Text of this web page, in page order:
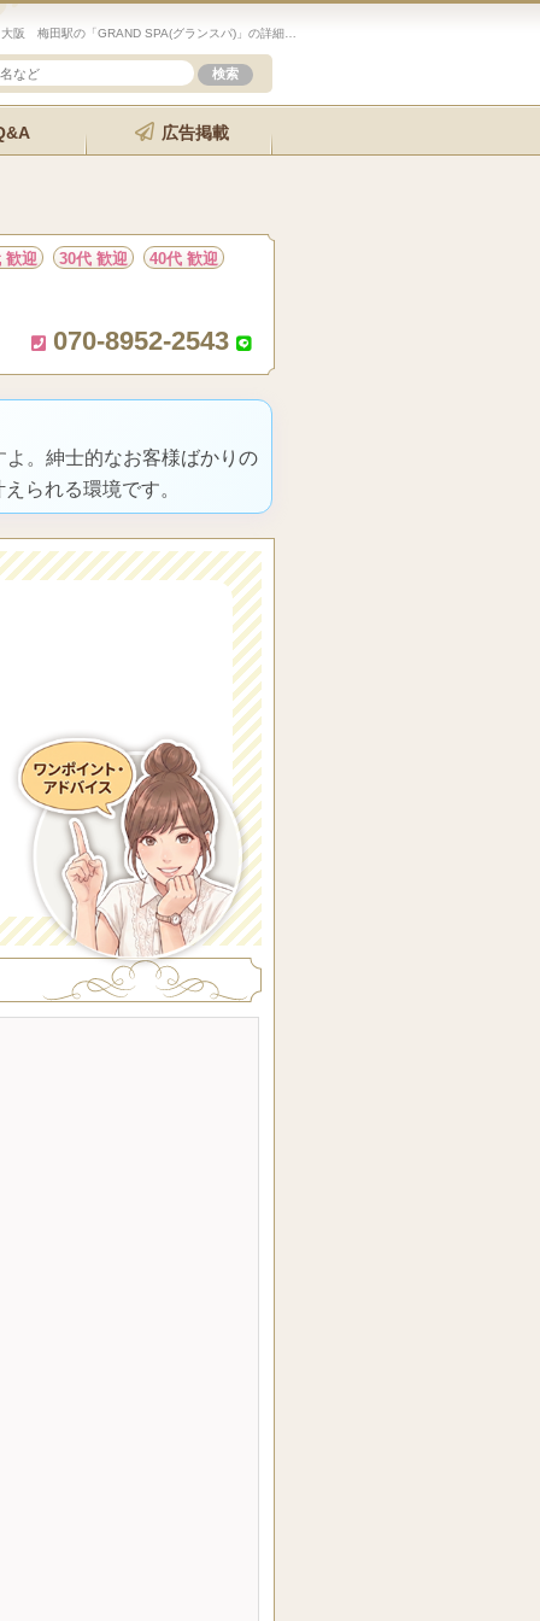
広告掲載
歓迎 30代 歓迎 40代 歓迎
070-8952-2543
。紳士的なお客様ばかりの
られる環境です。